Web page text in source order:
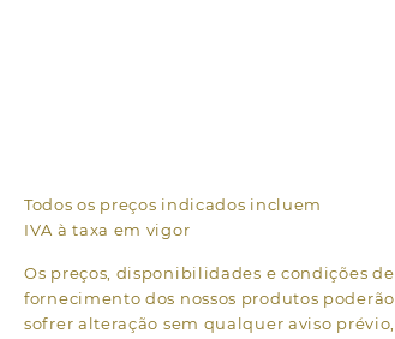
Todos os preços indicados incluem
IVA à taxa em vigor
Os preços, disponibilidades e condições de
fornecimento dos nossos produtos poderão
sofrer alteração sem qualquer aviso prévio,